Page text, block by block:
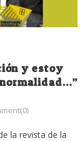
y estoy
la revista de la